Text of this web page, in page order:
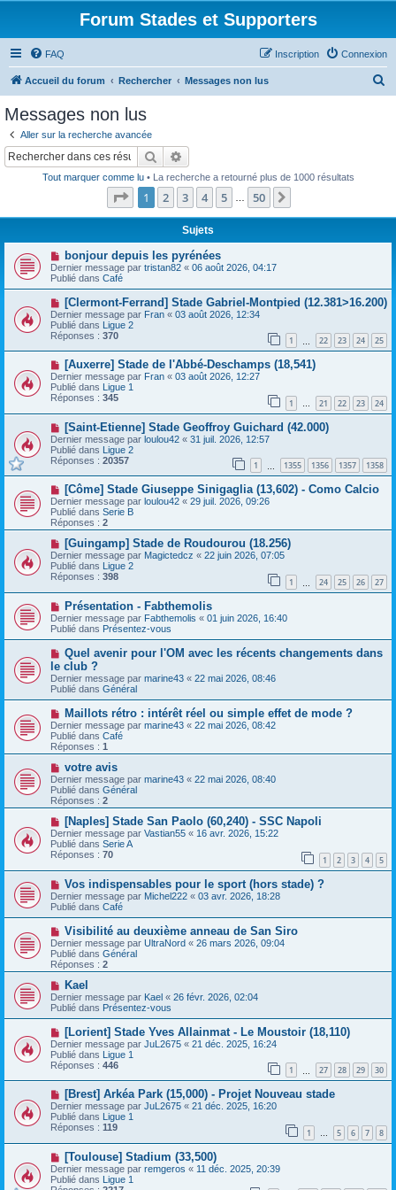
Forum Stades et Supporters
FAQ Connexion
Inscription
Accueil du forum Rechercher Messages non lus
Messages non lus
Aller sur la recherche avancée
Rechercher
Tout marquer comme lu• La recherche a retourné plus de 1000 résultats
Page 1sur50
1 2 3 4 5 50
Sujets
N
o
u
v
e
u
m
e
s
s
a
g
e
bonjour depuis les pyrénées
Dernier message par tristan82 « 06 août 2026, 04:17
Publié dans Café
N
o
u
v
e
a
m
e
s
s
a
e
[Clermont-Ferrand] Stade Gabriel-Montpied (12.381>16.200)
Dernier message par Fran « 03 août 2026, 12:34
Publié dans Ligue 2
Réponses : 370 1 22 23 24 25
N
o
u
v
e
a
u
m
e
s
s
a
e
[Auxerre] Stade de l'Abbé-Deschamps (18,541)
Dernier message par Fran « 03 août 2026, 12:27
Publié dans Ligue 1
Réponses : 345 1 … 21 22 23 24
N
o
u
v
e
a
m
e
s
s
a
g
e
[Saint-Etienne] Stade Geoffroy Guichard (42.000)
Dernier message par loulou42 « 31 juil. 2026, 12:57
Publié dans Ligue 2
Réponses : 20357 1 1355 1356 1357 1358
N
o
u
v
e
a
u
m
e
s
s
a
g
e
[Côme] Stade Giuseppe Sinigaglia (13,602) - Como Calcio
Dernier message par loulou42 « 29 juil. 2026, 09:26
Publié dans Serie B
Réponses : 2
N
o
u
v
e
a
m
e
s
s
a
g
e
[Guingamp] Stade de Roudourou (18.256)
Dernier message par Magictedcz « 22 juin 2026, 07:05
Publié dans Ligue 2
Réponses : 398 1 24 25 26 27
N
o
u
v
a
u
m
e
s
s
a
g
e
Présentation - Fabthemolis
Dernier message par Fabthemolis « 01 juin 2026, 16:40
Publié dans Présentez-vous
N
u
v
e
a
m
e
s
s
a
g
e
Quel avenir pour l'OM avec les récents changements dans
le club ?
Dernier message par marine43 « 22 mai 2026, 08:46
Publié dans Général
N
o
u
v
e
a
m
e
s
s
a
g
e
Maillots rétro : intérêt réel ou simple effet de mode ?
Dernier message par marine43 « 22 mai 2026, 08:42
Publié dans Café
Réponses : 1
N
o
u
v
e
a
u
m
e
s
s
a
g
e
votre avis
Dernier message par marine43 « 22 mai 2026, 08:40
Publié dans Général
Réponses : 2
N
o
u
v
e
a
u
m
e
s
g
e
[Naples] Stade San Paolo (60,240) - SSC Napoli
Dernier message par Vastian55 « 16 avr. 2026, 15:22
Publié dans Serie A
Réponses : 70 1 2 3 4 5
N
o
u
v
e
u
m
e
s
a
g
e
Vos indispensables pour le sport (hors stade) ?
Dernier message par Michel222 « 03 avr. 2026, 18:28
Publié dans Café
N
o
u
v
e
a
u
m
e
a
g
e
Visibilité au deuxième anneau de San Siro
Dernier message par UltraNord « 26 mars 2026, 09:04
Publié dans Général
Réponses : 2
N
o
u
v
e
u
m
e
s
s
a
g
e
Kael
Dernier message par Kael « 26 févr. 2026, 02:04
Publié dans Présentez-vous
N
o
u
v
e
a
m
e
s
s
a
e
[Lorient] Stade Yves Allainmat - Le Moustoir (18,110)
Dernier message par JuL2675 « 21 déc. 2025, 16:24
Publié dans Ligue 1
Réponses : 446 1 27 28 29 30
N
o
u
v
e
a
m
e
s
[Brest] Arkéa Park (15,000) - Projet Nouveau stade
Dernier message par JuL2675 « 21 déc. 2025, 16:20
Publié dans
Ligue 1
Réponses : 119 1 … 5 6 7 8
N
o
u
v
[Toulouse] Stadium (33,500)
Dernier message par remgeros « 11 déc. 2025, 20:39
Publié dans Ligue 1